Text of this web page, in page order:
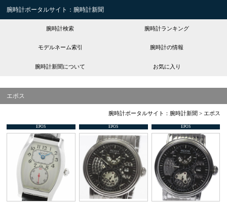
腕時計ポータルサイト：腕時計新聞
腕時計検索 腕時計ランキング
モデルネーム索引 腕時計の情報
腕時計新聞について お気に入り
エポス
腕時計ポータルサイト：腕時計新聞 > エポス
EPOS EPOS EPOS